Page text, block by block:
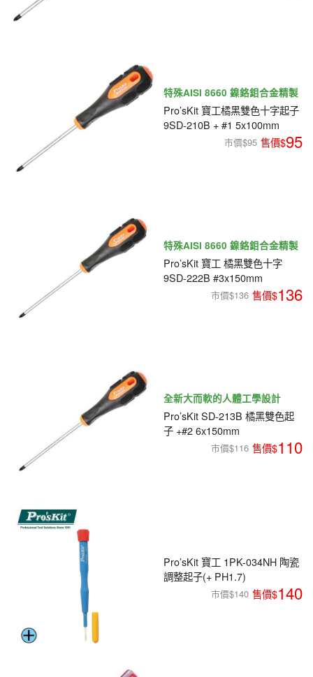
特殊AISI 8660 鎳鉻鉬合金精製
Pro’sKit 寶工橘黑雙色十字起子
9SD-210B + #1 5x100mm
市價$95 95
特殊AISI 8660 鎳鉻鉬合金精製
Pro’sKit 寶工 橘黑雙色十字
9SD-222B #3x150mm
市價$136 136
全新大而軟的人體工學設計
Pro’sKit SD-213B 橘黑雙色起
子 +#2 6x150mm
市價$116 110
Pro’sKit 寶工 1PK-034NH 陶瓷
調整起子(+ PH1.7)
市價$140 140